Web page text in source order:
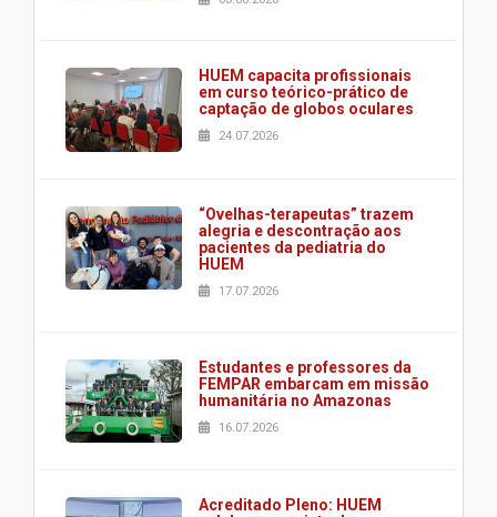
HUEM capacita profissionais
em curso teórico-prático de
captação de globos oculares
24.07.2026
“Ovelhas-terapeutas” trazem
alegria e descontração aos
pacientes da pediatria do
HUEM
17.07.2026
Estudantes e professores da
FEMPAR embarcam em missão
humanitária no Amazonas
16.07.2026
Acreditado Pleno: HUEM